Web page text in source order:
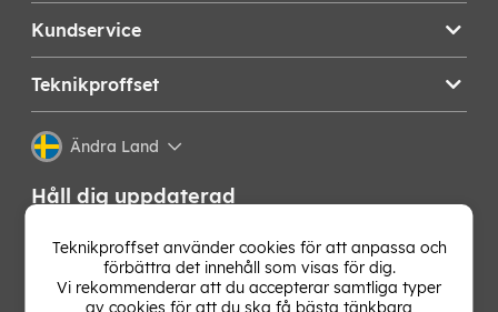
Kundservice
Teknikproffset
Ändra Land
Håll dig uppdaterad
Få de senaste nyheterna, hetaste erbjudandena och
bästa tipsen från oss direkt i din mejlkorg. Signa upp på
vårt nyhetsbrev!
Teknikproffset använder cookies för att anpassa och
förbättra det innehåll som visas för dig.
Vi rekommenderar att du accepterar samtliga typer
av cookies för att du ska få bästa tänkbara